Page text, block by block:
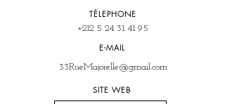
TÉLEPHONE
+212 5 24 31 41 95
E-MAIL
SITE WEB
33RueMajorelle@gmail.com